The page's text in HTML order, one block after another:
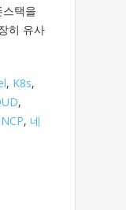
택을
히 유사
, K8s,
,
NCP, 네